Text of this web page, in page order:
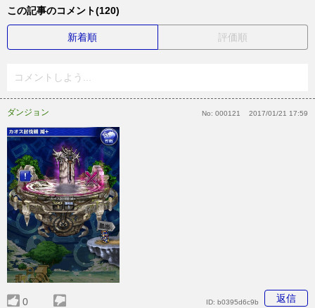
この記事のコメント(120)
新着順 評価順
コメントしよう...
ダンジョン No: 000121 2017/01/21 17:59
0 返信
ID: b0395d6c9b